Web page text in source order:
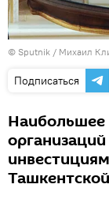
© Sputnik / Михаил
Подписаться
Наибольшее